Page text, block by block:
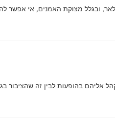
ובגלל מצוקת האמנים, אי אפשר
אליהם בהופעות לבין זה שהציבור